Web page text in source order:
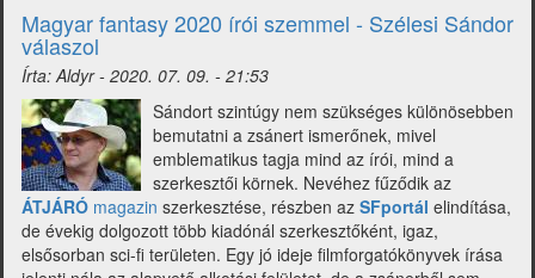
szemmel
-
J.
Goldenlane
(Goldman
Júlia)
válaszol)
Magyar fantasy 2020 írói szemmel - Szélesi Sándor
válaszol
Írta:Aldyr- 2020. 07. 09. - 21:53
Sándort szintúgy nem szükséges különösebben
bemutatni a zsánert ismerőnek, mivel
emblematikus tagja mind az írói, mind a
szerkesztői körnek. Nevéhez fűződik az
ÁTJÁRÓ magazin szerkesztése, részben az SFportál elindítása,
de évekig dolgozott több kiadónál szerkesztőként, igaz,
elsősorban sci-fi területen. Egy jó ideje filmforgatókönyvek írása